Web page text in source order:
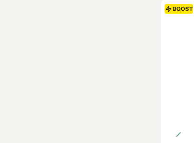
BOOST